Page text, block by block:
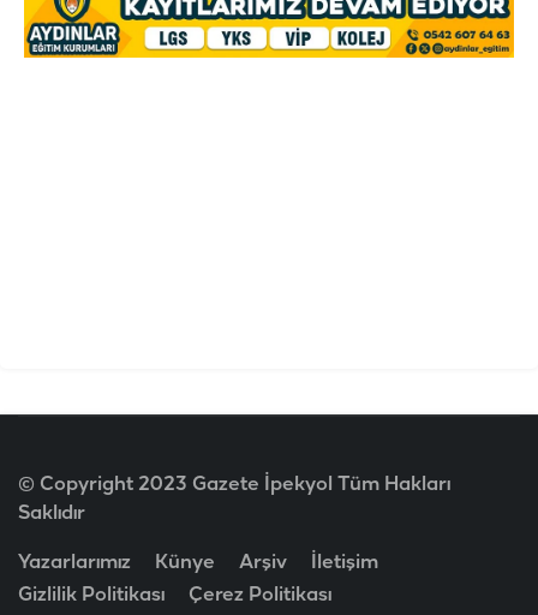
© Copyright 2023 Gazete İpekyol Tüm Hakları
Saklıdır
Yazarlarımız Künye Arşiv
İletişim
Gizlilik Politikası
Çerez Politikası